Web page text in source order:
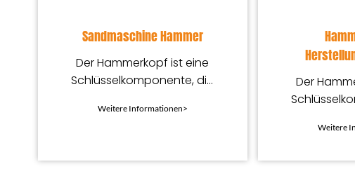
Sandmaschine Hammer
Der Hammerkopf ist eine
Schlüsselkomponente, die
Feinzerkleinern
Weitere Informationen>
Der
Weitere